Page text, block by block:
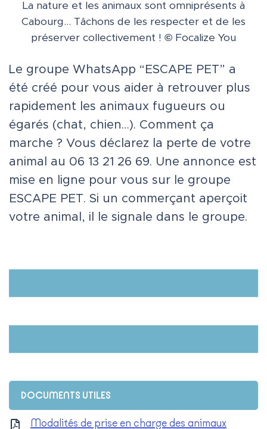
La nature et les animaux sont omniprésents à
Cabourg… Tâchons de les respecter et de les
préserver collectivement ! © Focalize You
Le groupe WhatsApp “ESCAPE PET” a
été créé pour vous aider à retrouver plus
rapidement les animaux fugueurs ou
égarés (chat, chien…). Comment ça
marche ? Vous déclarez la perte de votre
animal au 06 13 21 26 69. Une annonce est
mise en ligne pour vous sur le groupe
ESCAPE PET. Si un commerçant aperçoit
votre animal, il le signale dans le groupe.
Informations complémentaires
DOCUMENTS UTILES
Modalités de prise en charge des animaux